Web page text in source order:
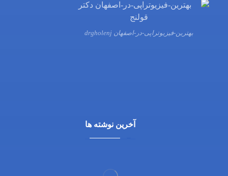
بهترین-فیزیوتراپی-در-اصفهان drgholenj
آخرین نوشته ها